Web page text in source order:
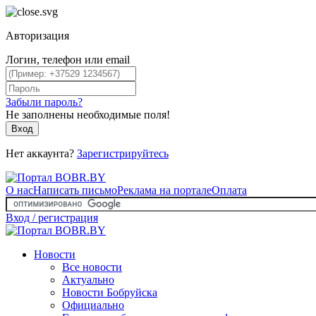
Авторизация
Логин, телефон или email
Забыли пароль?
Не заполнены необходимые поля!
Вход
Нет аккаунта? Зарегистрируйтесь
О насНаписать письмоРеклама на порталеОплата
Вход / регистрация
Новости
Все новости
Актуально
Новости Бобруйска
Официально